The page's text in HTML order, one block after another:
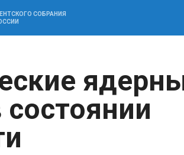
СОБРАНИЯ